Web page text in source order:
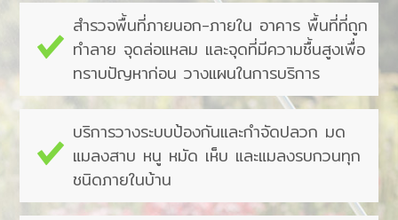
สำ​รวจพื้นที่ภายนอก​-​ภาย​ใน​ ​อาคาร​ ​พื้นที่ที่ถูก
ทำ​ลาย​ ​จุดล่อแหลม​ ​และ​จุดที่มี​ความ​ชื้นสูงเพื่อ​
​ทราบปัญหาก่อน​ ​วางแผน​ใน​การบริการ​
บริการวางระบบป้อง​กัน​และ​กำ​จัดปลวก​ ​มด​ ​
แมลงสาบ​ ​หนู​ ​หมัด​ ​เห็บ​ ​และ​แมลงรบ​กวนทุก
ชนิดภาย​ใน​บ้าน​